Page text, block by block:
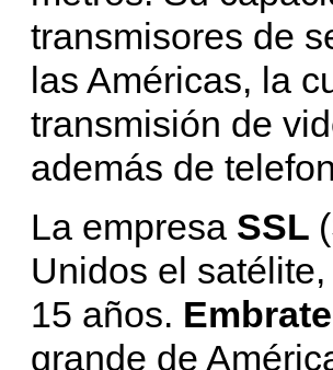
transmisores de
las Américas, la
transmisión de
además de
La empresa SSL
Unidos el
15 años.
grande de